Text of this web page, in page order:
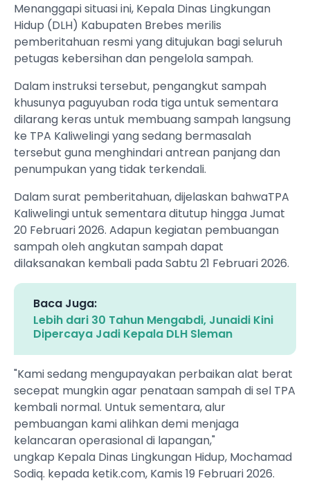
‎Menanggapi situasi ini, Kepala Dinas Lingkungan
Hidup (DLH) Kabupaten Brebes merilis
pemberitahuan resmi yang ditujukan bagi seluruh
petugas kebersihan dan pengelola sampah.‎
‎Dalam instruksi tersebut, pengangkut sampah
khusunya paguyuban roda tiga untuk sementara
dilarang keras untuk membuang sampah langsung
ke TPA Kaliwelingi yang sedang bermasalah
tersebut guna menghindari antrean panjang dan
penumpukan yang tidak terkendali.
‎Dalam surat pemberitahuan, dijelaskan bahwaTPA
Kaliwelingi untuk sementara ditutup hingga Jumat
20 Februari 2026. Adapun kegiatan pembuangan
sampah oleh angkutan sampah dapat
dilaksanakan kembali pada Sabtu 21 Februari 2026.
Baca Juga:
Lebih dari 30 Tahun Mengabdi, Junaidi Kini
Dipercaya Jadi Kepala DLH Sleman
‎"Kami sedang mengupayakan perbaikan alat berat
secepat mungkin agar penataan sampah di sel TPA
kembali normal. Untuk sementara, alur
pembuangan kami alihkan demi menjaga
kelancaran operasional di lapangan,"
ungkap Kepala Dinas Lingkungan Hidup, Mochamad
Sodiq. kepada ketik.com, Kamis 19 Februari 2026.